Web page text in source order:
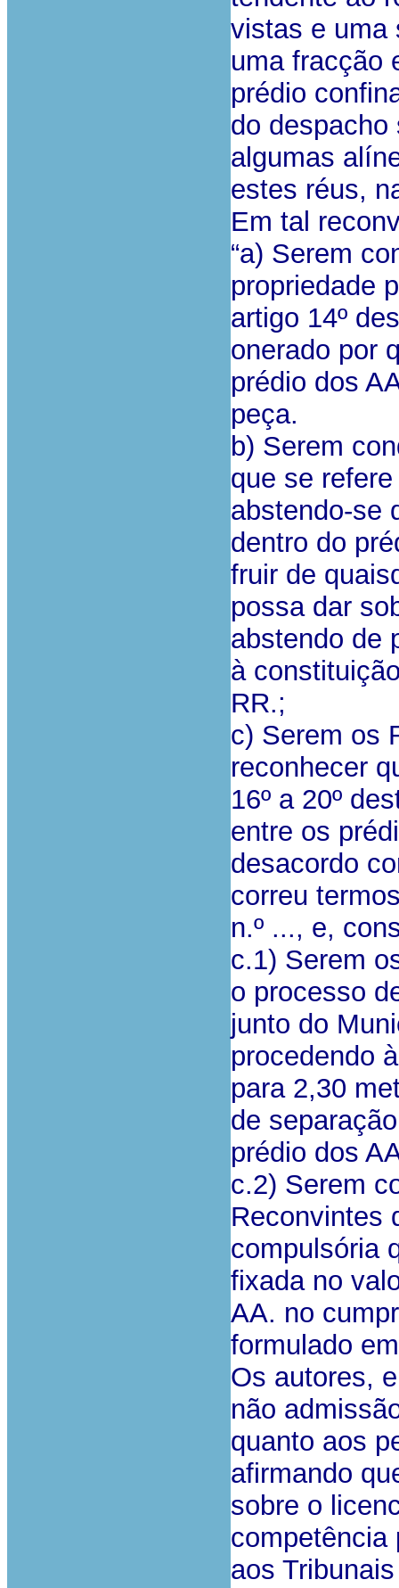
vistas e uma
uma fracção
prédio
do despacho
algumas
estes réus,
Em tal
“a) Serem
propriedade
artigo 14º
onerado por
prédio dos
peça.
b) Serem
que se
abstendo-se
dentro do
fruir de
possa dar
abstendo de
à
RR.;
c) Serem os
reconhecer
16º a 20º
entre os
desacordo
correu
n.º ..., e,
c.1) Serem
o processo
junto do
procedendo
para 2,30
de
prédio dos
c.2) Serem
Reconvintes
compulsória
fixada no
AA. no
formulado
Os autores,
não
quanto aos
afirmando
sobre o
competência
aos